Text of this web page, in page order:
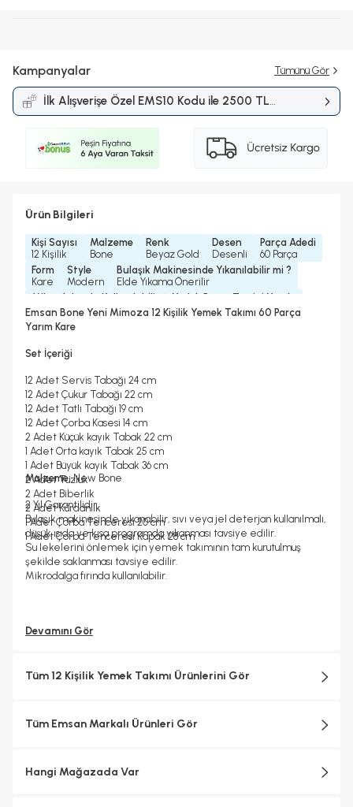
Kampanyalar Tümünü Gör
İlk Alışverişe Özel EMS10 Kodu ile 2500 TL
ve Üzerine %10 İndirimKampanyası
Ürün Bilgileri
Kişi Sayısı
12 Kişilik
Malzeme
Bone
Renk
Beyaz Gold
Desen
Desenli
Parça Adedi
60 Parça
Form
Kare
Style
Modern
Bulaşık Makinesinde Yıkanılabilir mi ?
Elde Yıkama Önerilir
Mikrodalgada Kullanılabilir
Hayır
Yedek Parça Temini Yapılır
2 Yıl
Garanti Yılı
Emsan Bone Yeni Mimoza 12 Kişilik Yemek Takımı 60 Parça
Yarım Kare
Set İçeriği
12 Adet Servis Tabağı 24 cm
12 Adet Çukur Tabağı 22 cm
12 Adet Tatlı Tabağı 19 cm
12 Adet Çorba Kasesi 14 cm
2 Adet Küçük kayık Tabak 22 cm
1 Adet Orta kayık Tabak 25 cm
1 Adet Büyük kayık Tabak 36 cm
2 Adet Tuzluk
2 Adet Biberlik
2 Adet Kürdanlık
1 Adet Çorba Tenceresi 20 cm
1 Adet Çorba Tenceresi Kapak 28 cm
Malzeme:New Bone
2 Yıl Garantilidir.
Bulaşık makinesinde yıkanabilir, sıvı veya jel deterjan kullanılmalı,
düşük ısıda ve kısa programda yıkanması tavsiye edilir.
Su lekelerini önlemek için yemek takımının tam kurutulmuş
şekilde saklanması tavsiye edilir.
Mikrodalga fırında kullanılabilir.
Devamını Gör
Tüm 12 Kişilik Yemek Takımı Ürünlerini Gör
Tüm Emsan Markalı Ürünleri Gör
Hangi Mağazada Var